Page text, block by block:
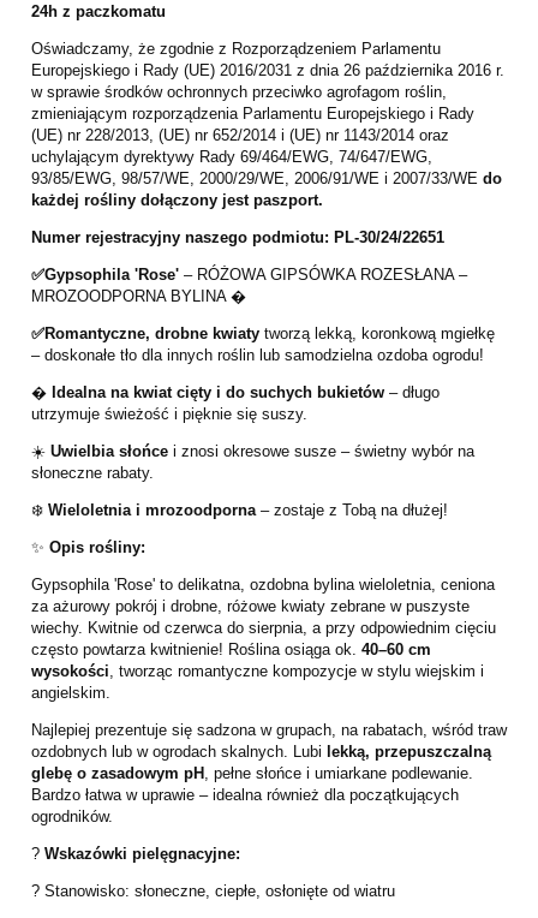
24h z paczkomatu
Oświadczamy, że zgodnie z Rozporządzeniem Parlamentu
Europejskiego i Rady (UE) 2016/2031 z dnia 26 października 2016 r.
w sprawie środków ochronnych przeciwko agrofagom roślin,
zmieniającym rozporządzenia Parlamentu Europejskiego i Rady
(UE) nr 228/2013, (UE) nr 652/2014 i (UE) nr 1143/2014 oraz
uchylającym dyrektywy Rady 69/464/EWG, 74/647/EWG,
93/85/EWG, 98/57/WE, 2000/29/WE, 2006/91/WE i 2007/33/WE do
każdej rośliny dołączony jest paszport.
Numer rejestracyjny naszego podmiotu: PL-30/24/22651
✅Gypsophila 'Rose' – RÓŻOWA GIPSÓWKA ROZESŁANA –
MROZOODPORNA BYLINA �
✅Romantyczne, drobne kwiaty tworzą lekką, koronkową mgiełkę
– doskonałe tło dla innych roślin lub samodzielna ozdoba ogrodu!
� Idealna na kwiat cięty i do suchych bukietów – długo
utrzymuje świeżość i pięknie się suszy.
☀️ Uwielbia słońce i znosi okresowe susze – świetny wybór na
słoneczne rabaty.
❄️ Wieloletnia i mrozoodporna– zostaje z Tobą na dłużej!
✨ Opis rośliny:
Gypsophila 'Rose' to delikatna, ozdobna bylina wieloletnia, ceniona
za ażurowy pokrój i drobne, różowe kwiaty zebrane w puszyste
wiechy. Kwitnie od czerwca do sierpnia, a przy odpowiednim cięciu
często powtarza kwitnienie! Roślina osiąga ok. 40–60 cm
wysokości, tworząc romantyczne kompozycje w stylu wiejskim i
angielskim.
Najlepiej prezentuje się sadzona w grupach, na rabatach, wśród traw
ozdobnych lub w ogrodach skalnych. Lubi lekką, przepuszczalną
glebę o zasadowym pH , pełne słońce i umiarkane podlewanie.
Bardzo łatwa w uprawie – idealna również dla początkujących
ogrodników.
? Wskazówki pielęgnacyjne:
? Stanowisko: słoneczne, ciepłe, osłonięte od wiatru